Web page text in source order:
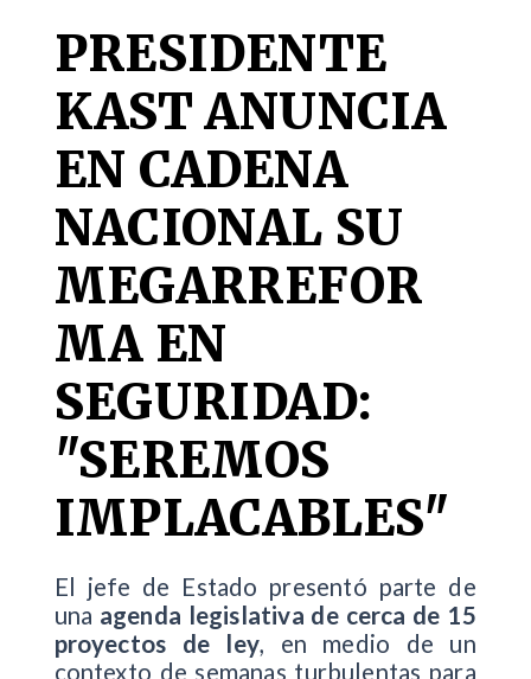
PRESIDENTE
KAST ANUNCIA
EN CADENA
NACIONAL SU
MEGARREFOR
MA EN
SEGURIDAD:
"SEREMOS
IMPLACABLES"
El jefe de Estado presentó parte de
una agenda legislativa de cerca de 15
proyectos de ley, en medio de un
contexto de semanas turbulentas para